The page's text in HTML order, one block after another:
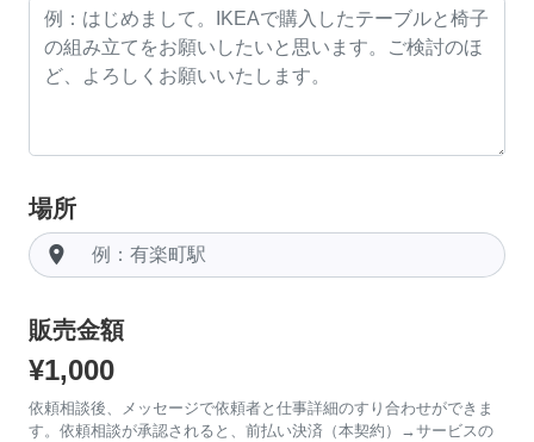
場所
room
販売金額
¥1,000
依頼相談後、メッセージで依頼者と仕事詳細のすり合わせができま
す。依頼相談が承認されると、前払い決済（本契約）→サービスの